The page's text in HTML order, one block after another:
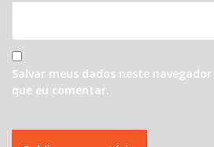
Salvar meus dados neste
que eu comentar.